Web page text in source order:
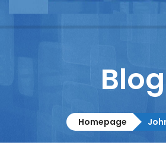
Columnistas
Contacto
Blog
Homepage